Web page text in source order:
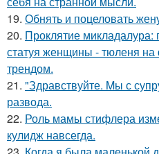
19. Обнять и поцеловать
20. Проклятие
статуя женщины - тюленя
трендом.
21. "Здравствуйте. Mы с
развода.
22. Роль мамы стифлера
кулидж навсегда.